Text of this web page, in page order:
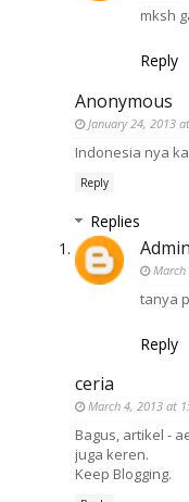
mksh
Reply
Anonymous
January 24, 2013
Indonesia nya
Reply
Replies
Admin
March
tanya
Reply
ceria
March 4, 2013 at
Bagus, artikel -
juga keren.
Keep Blogging.